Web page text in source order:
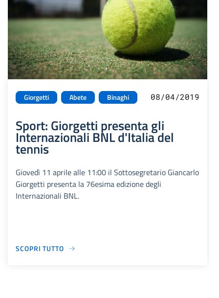
Giorgetti Abete Binaghi 08/04/2019
Sport: Giorgetti presenta gli
Internazionali BNL d'Italia del
tennis
Giovedì 11 aprile alle 11:00 il Sottosegretario Giancarlo
Giorgetti presenta la 76esima edizione degli
Internazionali BNL.
SCOPRI TUTTO